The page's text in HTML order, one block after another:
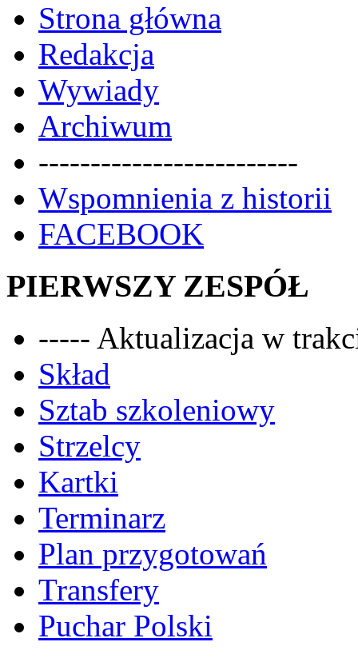
Strona główna
Redakcja
Wywiady
Archiwum
-------------------------
Wspomnienia z historii
FACEBOOK
PIERWSZY ZESPÓŁ
----- Aktualizacja w
Skład
Sztab szkoleniowy
Strzelcy
Kartki
Terminarz
Plan przygotowań
Transfery
Puchar Polski